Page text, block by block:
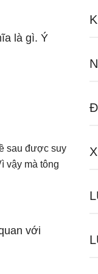
là gì. Ý
sau được suy
vậy mà tông
với